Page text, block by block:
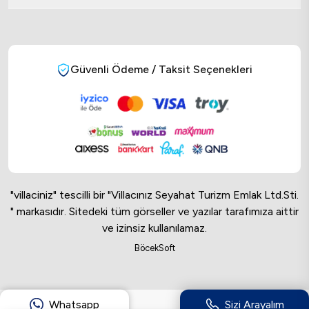
Güvenli Ödeme / Taksit Seçenekleri
"villaciniz" tescilli bir "Villacınız Seyahat Turizm Emlak Ltd.Sti.
" markasıdır. Sitedeki tüm görseller ve yazılar tarafımıza aittir
ve izinsiz kullanılamaz.
BöcekSoft
Whatsapp Sizi Arayalım